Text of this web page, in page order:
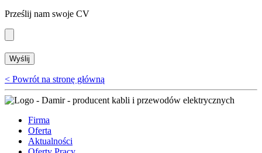
Prześlij nam swoje CV
< Powrót na stronę główną
Firma
Oferta
Aktualności